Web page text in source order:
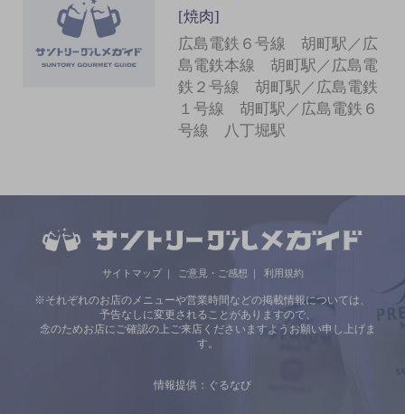
[焼肉]
広島電鉄６号線 胡町駅／広
島電鉄本線 胡町駅／広島電
鉄２号線 胡町駅／広島電鉄
１号線 胡町駅／広島電鉄６
号線 八丁堀駅
サイトマップ ご意見・ご感想 利用規約
※それぞれのお店のメニューや営業時間などの掲載情報については、
予告なしに変更されることがありますので、
念のためお店にご確認の上ご来店くださいますようお願い申し上げま
す。
情報提供：ぐるなび